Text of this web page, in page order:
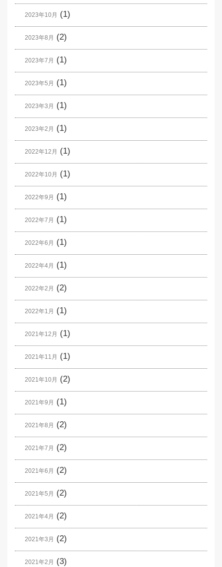
2023年10月 (1)
2023年8月 (2)
2023年7月 (1)
2023年5月 (1)
2023年3月 (1)
2023年2月 (1)
2022年12月 (1)
2022年10月 (1)
2022年9月 (1)
2022年7月 (1)
2022年6月 (1)
2022年4月 (1)
2022年2月 (2)
2022年1月 (1)
2021年12月 (1)
2021年11月 (1)
2021年10月 (2)
2021年9月 (1)
2021年8月 (2)
2021年7月 (2)
2021年6月 (2)
2021年5月 (2)
2021年4月 (2)
2021年3月 (2)
2021年2月 (3)